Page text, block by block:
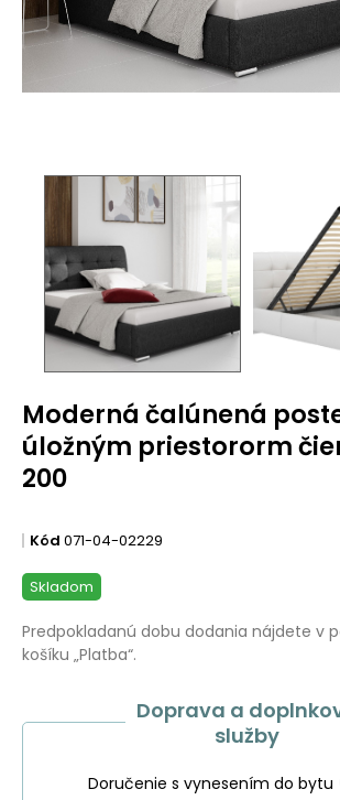
Moderná čalúnená
úložným priestororm
200
Kód 071-04-02229
Skladom
Predpokladanú dobu dodania nájdete v
košíku „Platba“.
Doprava a
služby
Doručenie s vynesením do bytu